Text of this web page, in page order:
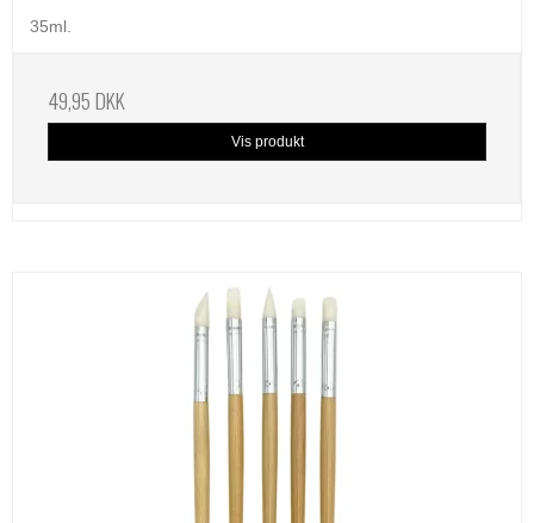
35ml.
49,95 DKK
Vis produkt